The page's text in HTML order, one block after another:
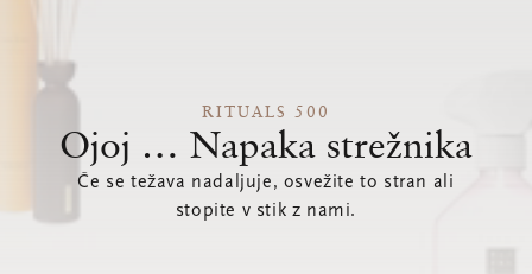
RITUALS 500
Ojoj … Napaka strežnika
Če se težava nadaljuje, osvežite to stran ali
stopite v stik z nami.